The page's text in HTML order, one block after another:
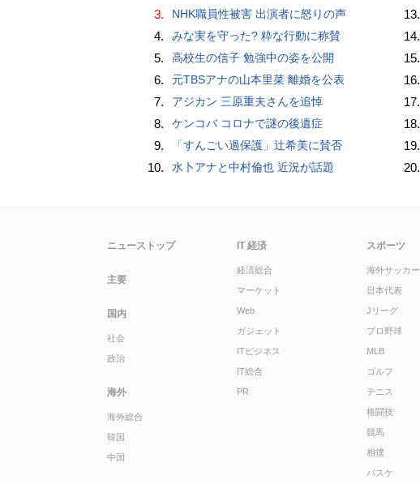
3. NHK職員性被害 出演者に怒りの声
4. みな実を守った? 粋な行動に称賛
5. 高校生の信子 勉強中の姿を公開
6. 元TBSアナの山本里菜 離婚を公表
7. アジカン 三原重夫さんを追悼
8. ケンコバ コロナで謎の後遺症
9. 「すんごい過保護」辻希美に賛否
10. 水卜アナと中村倫也 近況が話題
13.
14.
15.
16.
17.
18.
19.
20.
ニューストップ
主要
国内
社会
政治
海外
海外総合
韓国
中国
IT 経済
経済総合
マーケット
Web
ガジェット
ITビジネス
IT総合
PR
スポーツ
海外サッカー
日本代表
Jリーグ
プロ野球
MLB
ゴルフ
テニス
格闘技
競馬
相撲
バスケ